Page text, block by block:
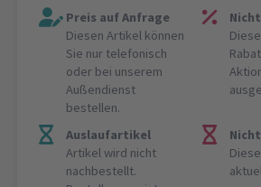
Preis auf Anfrage
Diesen Artikel können
Sie nur telefonisch
oder bei unserem
Außendienst
bestellen.
Auslaufartikel
Artikel wird nicht
nachbestellt.